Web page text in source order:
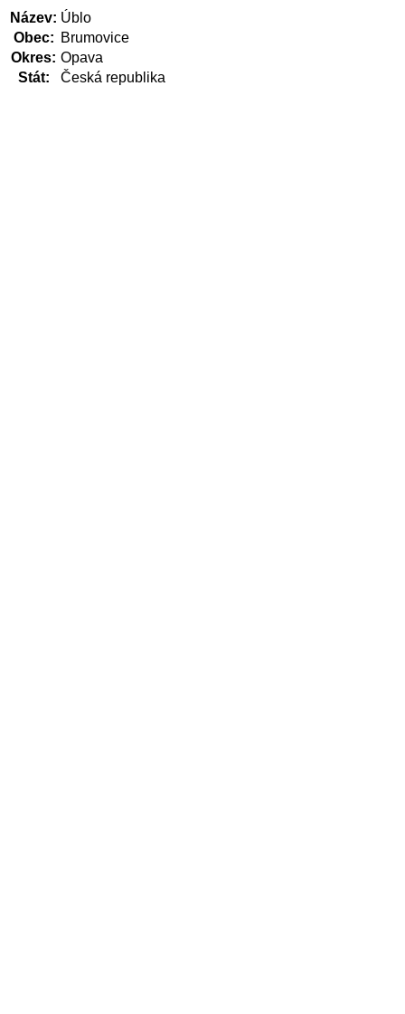
Název: Úblo
Obec: Brumovice
Okres: Opava
Stát:
Česká republika